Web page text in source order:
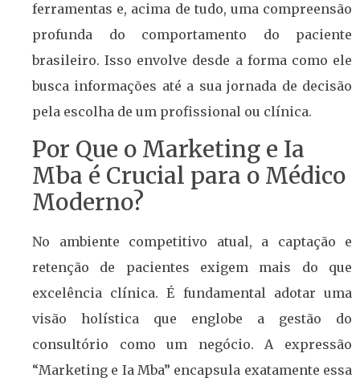
ferramentas e, acima de tudo, uma compreensão
profunda do comportamento do paciente
brasileiro. Isso envolve desde a forma como ele
busca informações até a sua jornada de decisão
pela escolha de um profissional ou clínica.
Por Que o Marketing e Ia
Mba é Crucial para o Médico
Moderno?
No ambiente competitivo atual, a captação e
retenção de pacientes exigem mais do que
excelência clínica. É fundamental adotar uma
visão holística que englobe a gestão do
consultório como um negócio. A expressão
“Marketing e Ia Mba” encapsula exatamente essa